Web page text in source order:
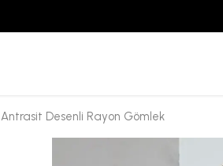
Antrasit Desenli Rayon Gömlek